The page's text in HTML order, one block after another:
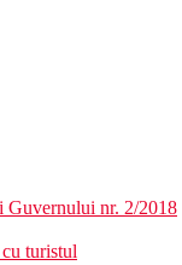
Guvernului nr. 2/2018
turistul